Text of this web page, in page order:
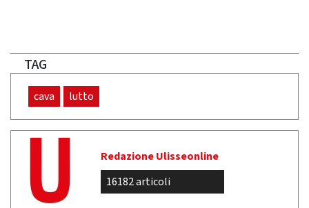
TAG
cava lutto
Redazione Ulisseonline
16182 articoli